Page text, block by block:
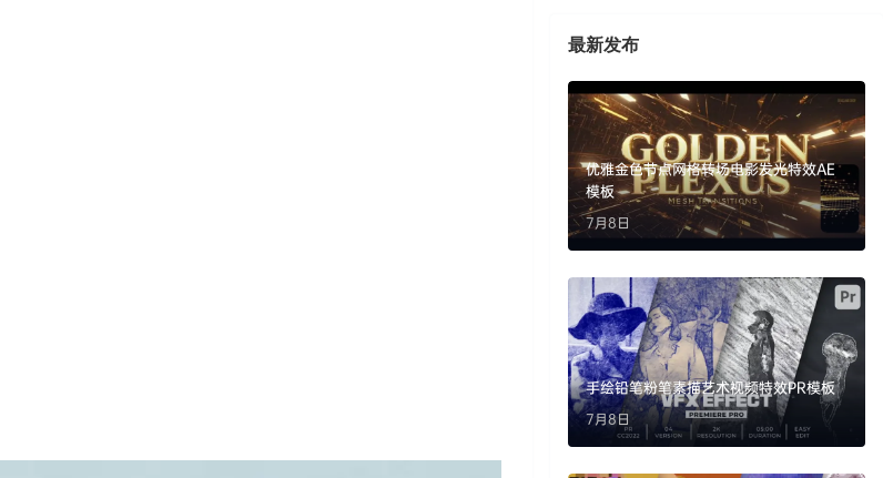
最新发布
优雅金色节点网格转场电影发光特效AE
模板
7月8日
手绘铅笔粉笔素描艺术视频特效PR模板
7月8日